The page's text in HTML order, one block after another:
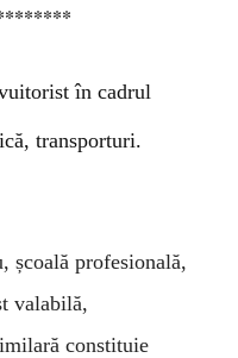
în cadrul
transporturi.
școală profesională,
valabilă,
constituie